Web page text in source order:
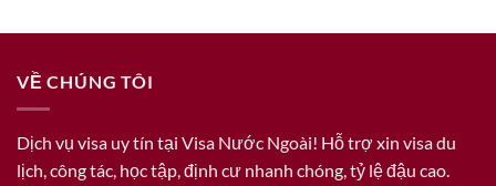
VỀ CHÚNG TÔI
Dịch vụ visa uy tín tại Visa Nước Ngoài! Hỗ trợ xin visa du
lịch, công tác, học tập, định cư nhanh chóng, tỷ lệ đậu cao.